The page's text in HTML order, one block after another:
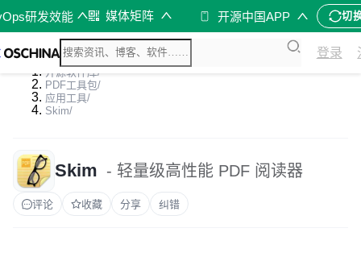
研发效能 媒体矩阵 开源中国APP 切
登录
开源软件库/
PDF工具包/
应用工具/
Skim/
Skim - 轻量级高性能 PDF 阅读器
评论 收藏 分享 纠错